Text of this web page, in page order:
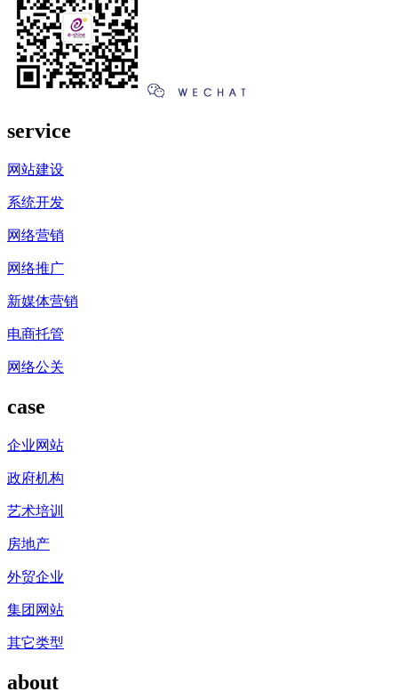
service
网站建设
系统开发
网络营销
网络推广
新媒体营销
电商托管
网络公关
case
企业网站
政府机构
艺术培训
房地产
外贸企业
集团网站
其它类型
about